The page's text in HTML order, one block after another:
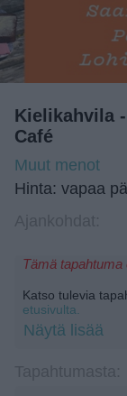
Kielikahvila
Café
Muut menot
Hinta: vapaa
Tämä tapahtuma
Katso tulevia
etusivulta.
Näytä lisää